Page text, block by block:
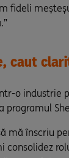
fideli
caut
o industrie
programul
mă înscriu
consolidez